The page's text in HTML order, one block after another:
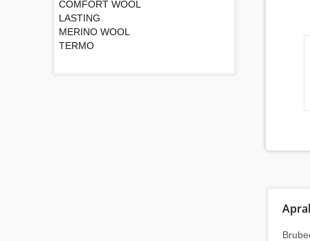
COMFORT WOOL
LASTING
MERINO WOOL
TERMO